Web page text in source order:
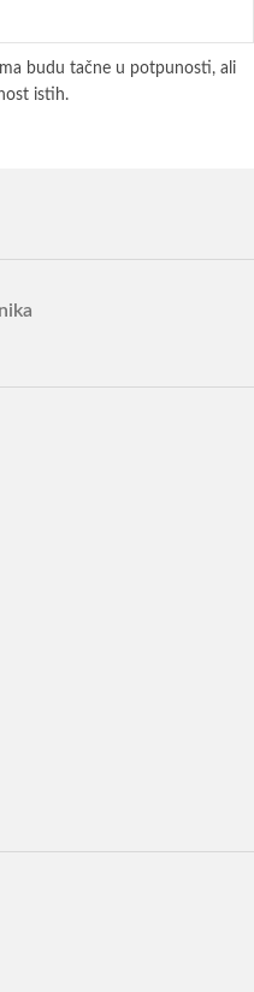
budu tačne u potpunosti, ali
istih.